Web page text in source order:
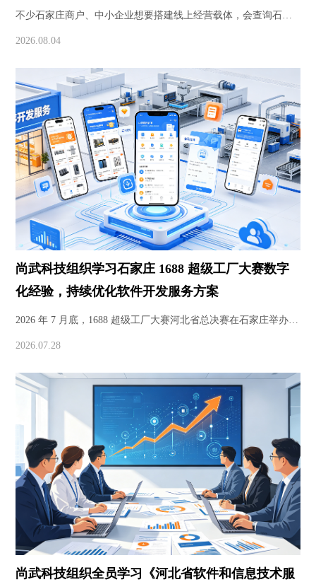
不少石家庄商户、中小企业想要搭建线上经营载体，会查询石家
业找到匹配业务的技术团队，了解软件开发、小程序定制合作相
关注意事项。 随着线上经营…
2026.08.04
尚武科技组织学习石家庄 1688 超级工厂大赛数字
化经验，持续优化软件开发服务方案
2026 年 7 月底，1688 超级工厂大赛河北省总决赛在石家庄举办，
程序开发、软件开发业务，为河北本地实体企业打造适配的数字
化解决方案。
2026.07.28
尚武科技组织全员学习《河北省软件和信息技术服